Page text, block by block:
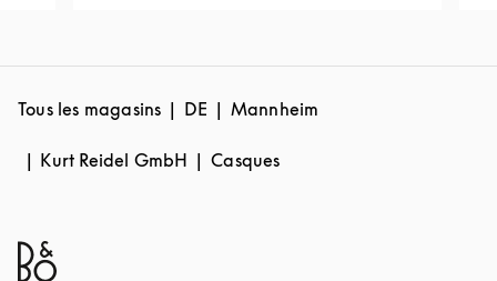
Tous les magasins DE Mannheim
Kurt Reidel GmbH Casques